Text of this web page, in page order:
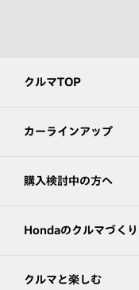
クルマTOP
カーラインアップ
購入検討中の方へ
Hondaのクルマづくり
クルマと楽しむ